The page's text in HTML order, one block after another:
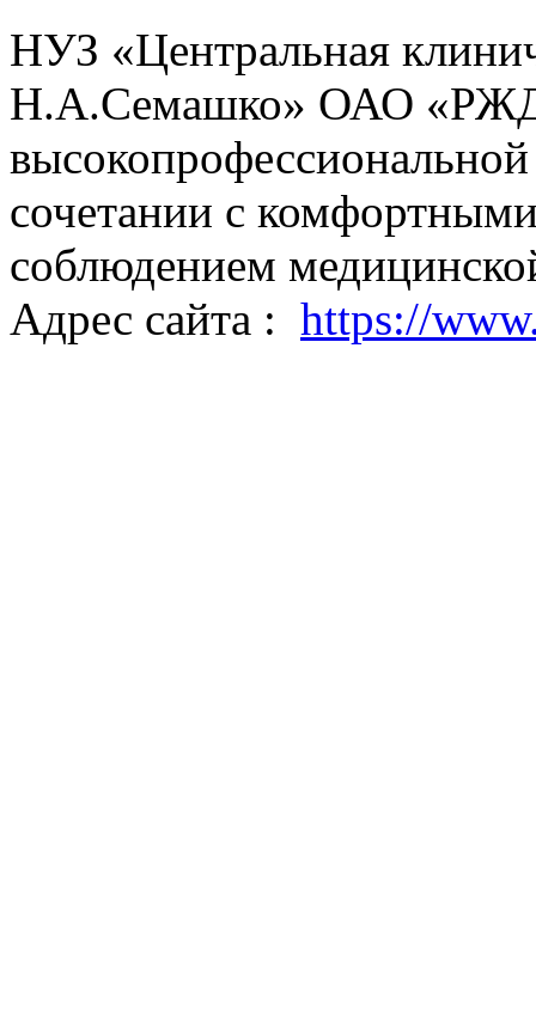
НУЗ «Центральная
Н.А.Семашко» ОАО «РЖД»
сочетании с
соблюдением
Адрес сайта : https://